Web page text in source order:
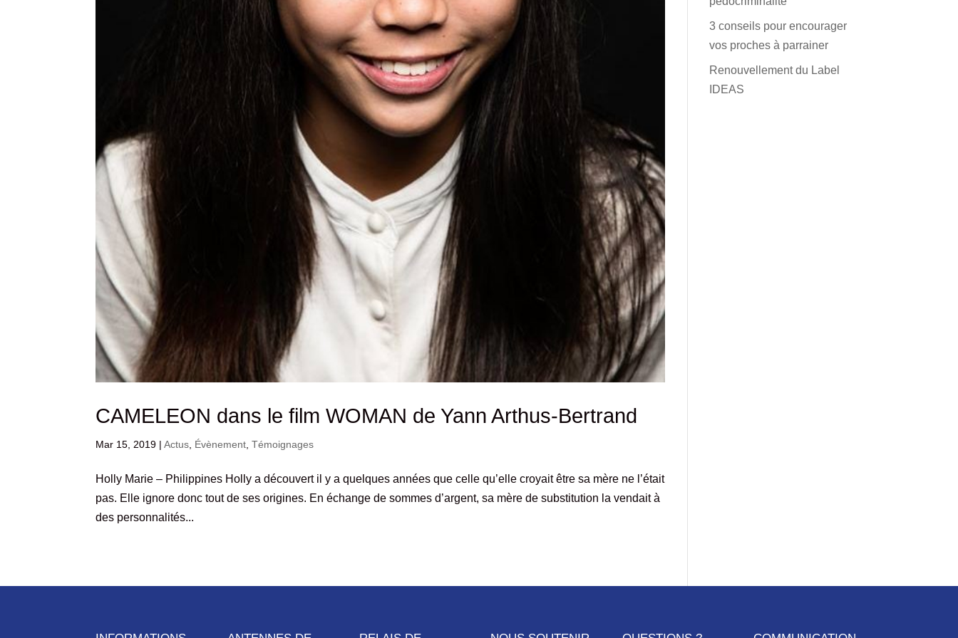
CAMELEON dans le film WOMAN de Yann Arthus-Bertrand
Mar 15, 2019 |Actus Évènement ,Témoignages
Holly Marie – Philippines Holly a découvert il y a quelques années que celle qu’elle croyait être sa mère ne l’était
pas. Elle ignore donc tout de ses origines. En échange de sommes d’argent, sa mère de substitution la vendait à
des personnalités...
3 conseils pour encourager
vos proches à parrainer
Renouvellement du Label
IDEAS